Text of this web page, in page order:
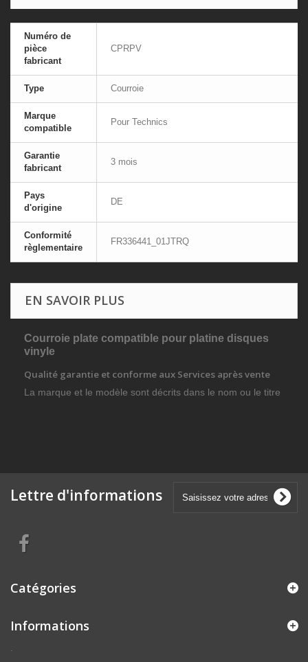
Numéro de
pièce
fabricant
CPRPV
Type Courroie
Marque
compatible
Pour Technics
Garantie
fabricant
3 mois
Pays
d'origine
DE
Conformité
règlementaire
FR336441_01JTRQ
EN SAVOIR PLUS
Courroie plate compatible pour platine disques
vinyle
Qualité garantie et conforme aux Services après vente
La marque et le modèle sont décrits dans le nom ou le titre
Lettre d'informations
Catégories
Informations
.